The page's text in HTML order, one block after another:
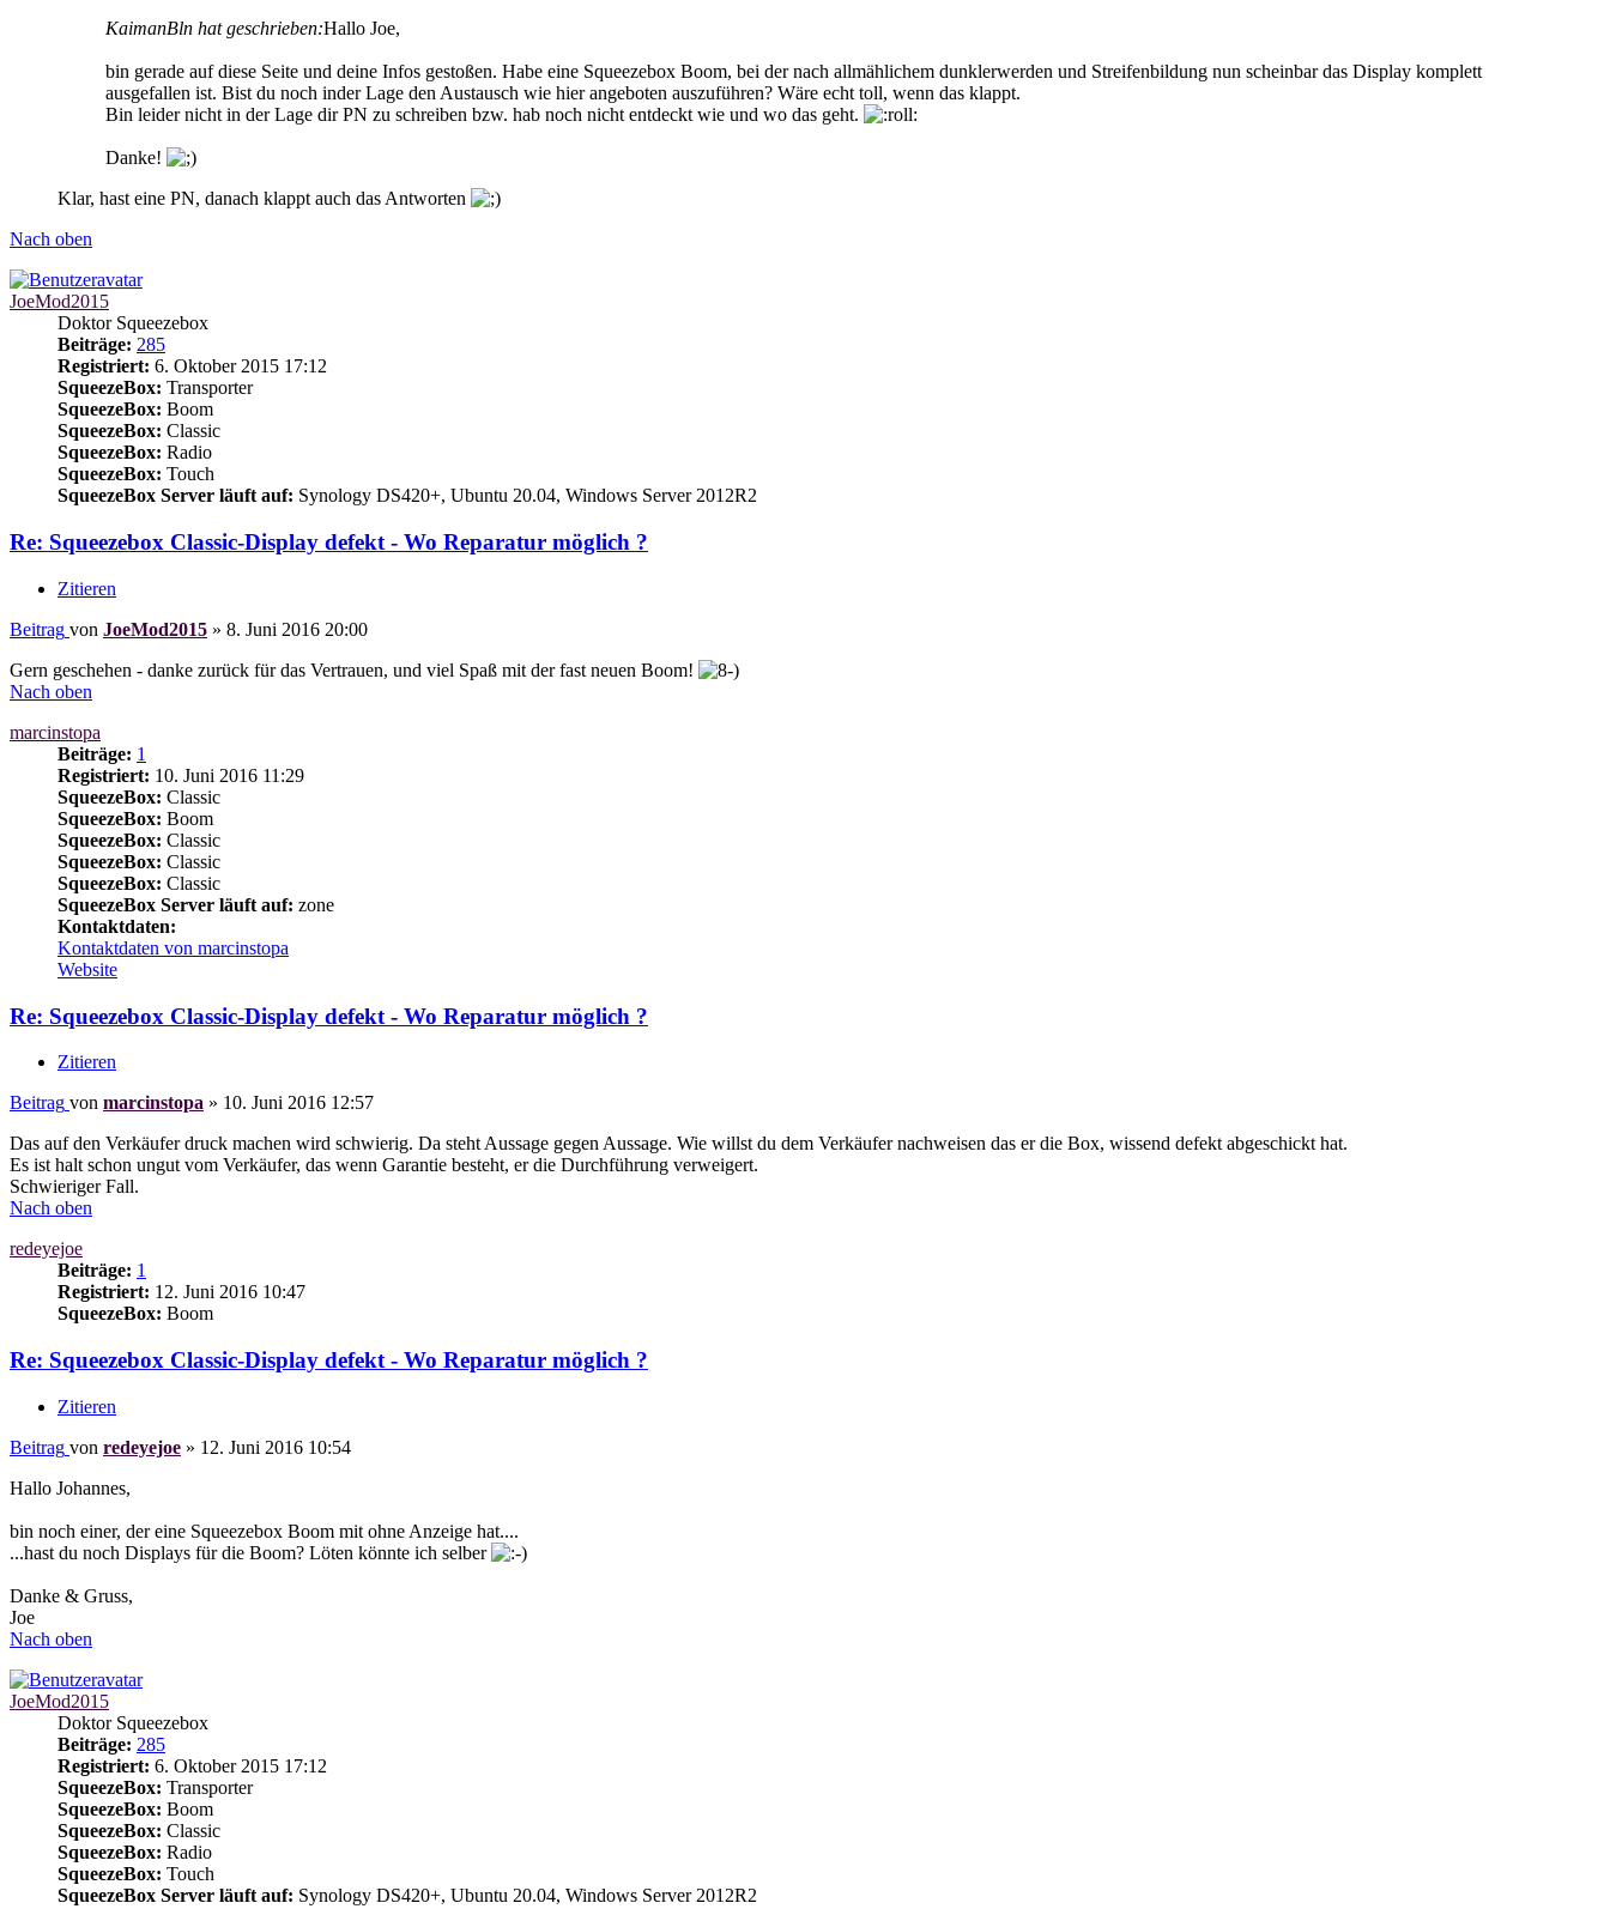
KaimanBln hat geschrieben:Hallo Joe,
bin gerade auf diese Seite und deine Infos gestoßen. Habe eine Squeezebox Boom, bei der nach allmählichem dunklerwerden und Streifenbildung nun scheinbar das Display komplett
ausgefallen ist. Bist du noch inder Lage den Austausch wie hier angeboten auszuführen? Wäre echt toll, wenn das klappt.
Bin leider nicht in der Lage dir PN zu schreiben bzw. hab noch nicht entdeckt wie und wo das geht.
Danke!
Klar, hast eine PN, danach klappt auch das Antworten
Nach oben
JoeMod2015
Doktor Squeezebox
Beiträge: 285
Registriert: 6. Oktober 2015 17:12
SqueezeBox: Transporter
SqueezeBox: Boom
SqueezeBox: Classic
SqueezeBox: Radio
SqueezeBox: Touch
SqueezeBox Server läuft auf: Synology DS420+, Ubuntu 20.04, Windows Server 2012R2
Re: Squeezebox Classic-Display defekt - Wo Reparatur möglich ?
Zitieren
Beitrag von JoeMod2015 » 8. Juni 2016 20:00
Gern geschehen - danke zurück für das Vertrauen, und viel Spaß mit der fast neuen Boom!
Nach oben
marcinstopa
Beiträge: 1
Registriert: 10. Juni 2016 11:29
SqueezeBox: Classic
SqueezeBox: Boom
SqueezeBox: Classic
SqueezeBox: Classic
SqueezeBox: Classic
SqueezeBox Server läuft auf: zone
Kontaktdaten:
Kontaktdaten von marcinstopa
Website
Re: Squeezebox Classic-Display defekt - Wo Reparatur möglich ?
Zitieren
Beitrag von marcinstopa » 10. Juni 2016 12:57
Das auf den Verkäufer druck machen wird schwierig. Da steht Aussage gegen Aussage. Wie willst du dem Verkäufer nachweisen das er die Box, wissend defekt abgeschickt hat.
Es ist halt schon ungut vom Verkäufer, das wenn Garantie besteht, er die Durchführung verweigert.
Schwieriger Fall.
Nach oben
redeyejoe
Beiträge: 1
Registriert: 12. Juni 2016 10:47
SqueezeBox: Boom
Re: Squeezebox Classic-Display defekt - Wo Reparatur möglich ?
Zitieren
Beitrag von redeyejoe » 12. Juni 2016 10:54
Hallo Johannes,
bin noch einer, der eine Squeezebox Boom mit ohne Anzeige hat....
...hast du noch Displays für die Boom? Löten könnte ich selber
Danke & Gruss,
Joe
Nach oben
JoeMod2015
Doktor Squeezebox
Beiträge: 285
Registriert: 6. Oktober 2015 17:12
SqueezeBox: Transporter
SqueezeBox: Boom
SqueezeBox: Classic
SqueezeBox: Radio
SqueezeBox: Touch
SqueezeBox Server läuft auf: Synology DS420+, Ubuntu 20.04, Windows Server 2012R2